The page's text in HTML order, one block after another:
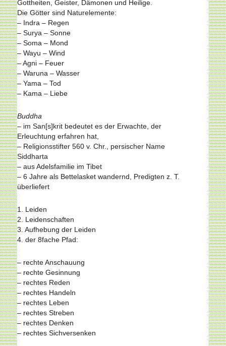
Gottheiten, Geister, Dämonen und Heilige.
Die Götter sind Naturelemente:
– Indra – Regen
– Surya – Sonne
– Soma – Mond
– Wayu – Wind
– Agni – Feuer
– Waruna – Wasser
– Yama – Tod
– Kama – Liebe
Buddha
– im San[s]krit bedeutet es der Erwachte, der
Erleuchtung erfahren hat,
– Religionsstifter 560 v. Chr., persischer Name
Siddharta
– aus Adelsfamilie im Tibet
– 6 Jahre als Bettelasket wandernd, Predigten z. T.
überliefert
1. Leiden
2. Leidenschaften
3. Aufhebung der Leiden
4. der 8fache Pfad:
– rechte Anschauung
– rechte Gesinnung
– rechtes Reden
– rechtes Handeln
– rechtes Leben
– rechtes Streben
– rechtes Denken
– rechtes Sichversenken